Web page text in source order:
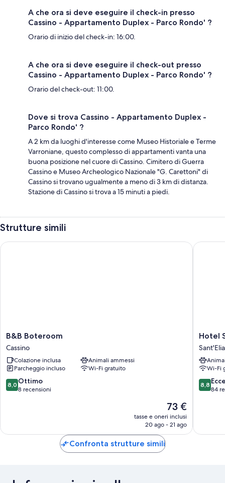
A che ora si deve eseguire il check-in presso
Cassino - Appartamento Duplex - Parco Rondo' ?
Orario di inizio del check-in: 16:00.
A che ora si deve eseguire il check-out presso
Cassino - Appartamento Duplex - Parco Rondo' ?
Orario del check-out: 11:00.
Dove si trova Cassino - Appartamento Duplex -
Parco Rondo' ?
A 2 km da luoghi d'interesse come Museo Historiale e Terme
Varroniane, questo complesso di appartamenti vanta una
buona posizione nel cuore di Cassino. Cimitero di Guerra
Cassino e Museo Archeologico Nazionale "G. Carettoni" di
Cassino si trovano ugualmente a meno di 3 km di distanza.
Stazione di Cassino si trova a 15 minuti a piedi.
Strutture simili
B&B
Boteroom
Cassino
B&B Boteroom
Cassino
Colazione inclusa
Animali ammessi
Parcheggio incluso
Wi-Fi gratuito
8.0
su
8,0 Ottimo
8 recensioni
Il
prezzo
attuale
73 €
tasse e oneri inclusi
20 ago - 21 ago
B&B Boteroom
Hotel
Sant'Elia
Sant'Elia
Hotel
Wi-Fi
8.8
su
8,8
84
Hotel
Confronta strutture simili